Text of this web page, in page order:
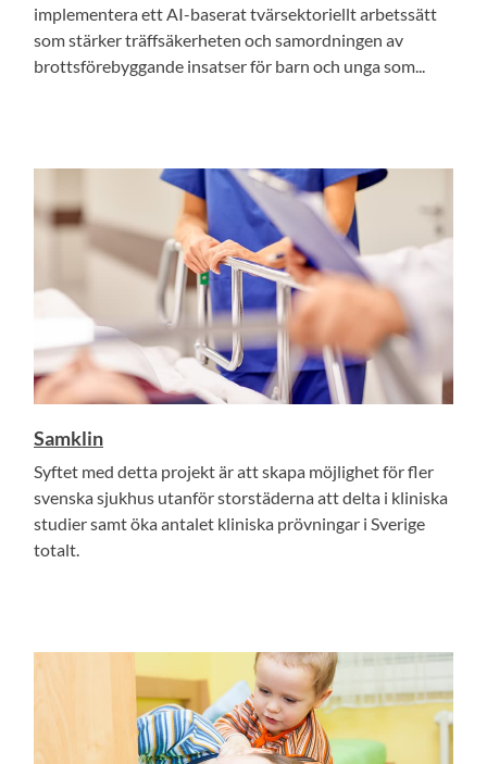
implementera ett AI-baserat tvärsektoriellt arbetssätt
som stärker träffsäkerheten och samordningen av
brottsförebyggande insatser för barn och unga som...
Samklin
Syftet med detta projekt är att skapa möjlighet för fler
svenska sjukhus utanför storstäderna att delta i kliniska
studier samt öka antalet kliniska prövningar i Sverige
totalt.